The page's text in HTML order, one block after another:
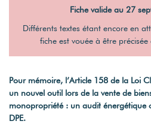
Nos actualités
VOTRE FINANCEMENT
Estimation capacité
Estimation des frais de
DPE & DIAGNOSTICS
Audit énergétique
Assainissement
Nos partenairesFiche valide au 27
Différents textes étant encore en
fiche est vouée à être
Pour mémoire, l’Article 158 de la Loi
un nouvel outil lors de la vente de
monopropriété : un audit énergétique
DPE.